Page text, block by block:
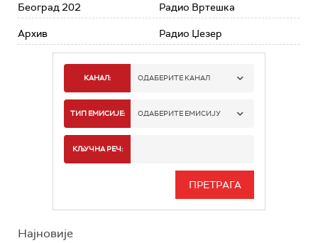
Београд 202
Архив
Радио Вртешка
Радио Џезер
КАНАЛ: ОДАБЕРИТЕ КАНАЛ
РАДИО БЕОГРАД 1
РАДИО БЕОГРАД 3
ТИП ЕМИСИЈЕ: ОДАБЕРИТЕ ЕМИСИЈУ
ИНФО
КЉУЧНА РЕЧ:
Најновије